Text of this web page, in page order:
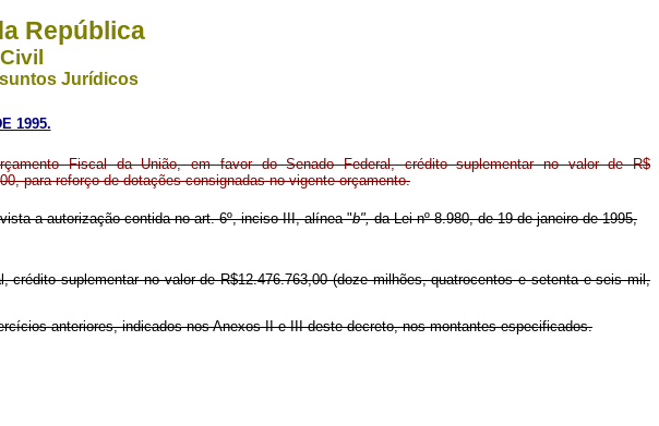
República
Jurídicos
1995.
Fiscal da União, em favor do Senado Federal, crédito suplementar no valor de R$
para reforço de dotações consignadas no vigente orçamento.
a autorização contida no art. 6º, inciso III, alínea "b",da Lei nº 8.980, de 19 de janeiro de 1995,
crédito suplementar no valor de R$12.476.763,00 (doze milhões, quatrocentos e setenta e seis mil,
anteriores, indicados nos Anexos II e III deste decreto, nos montantes especificados.